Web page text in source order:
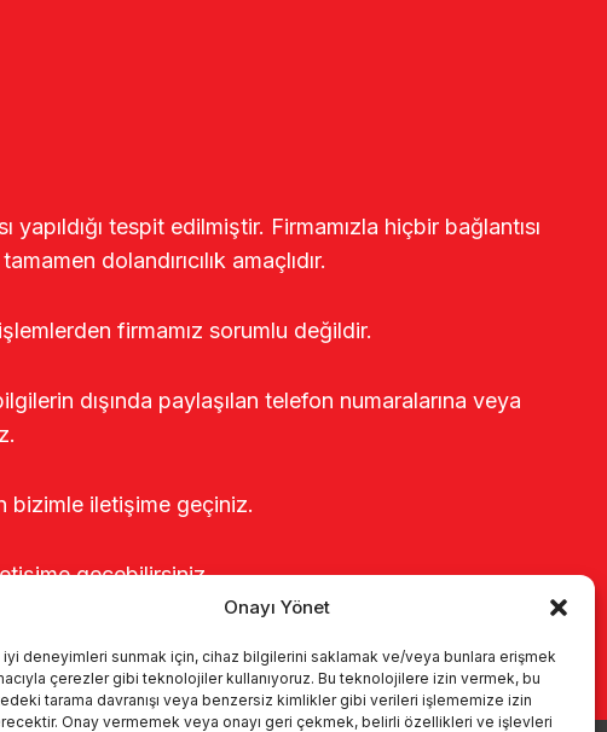
Onayı Yönet
iyi deneyimleri sunmak için, cihaz bilgilerini saklamak ve/veya bunlara erişmek
çerezler gibi teknolojiler kullanıyoruz. Bu teknolojilere izin vermek, bu
tarama davranışı veya benzersiz kimlikler gibi verileri işlememize izin
Onay vermemek veya onayı geri çekmek, belirli özellikleri ve işlevleri
tespit edilmiştir. Firmamızla hiçbir bağlantısı
dolandırıcılık amaçlıdır.
firmamız sorumlu değildir.
dışında paylaşılan telefon numaralarına veya
bizimle iletişime geçiniz.
geçebilirsiniz.